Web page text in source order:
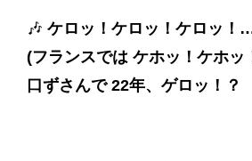
🎶 ケロッ！ケロッ！ケロッ！
(フランスでは ケホッ！ケホ
口ずさんで 22年、ゲロッ！？